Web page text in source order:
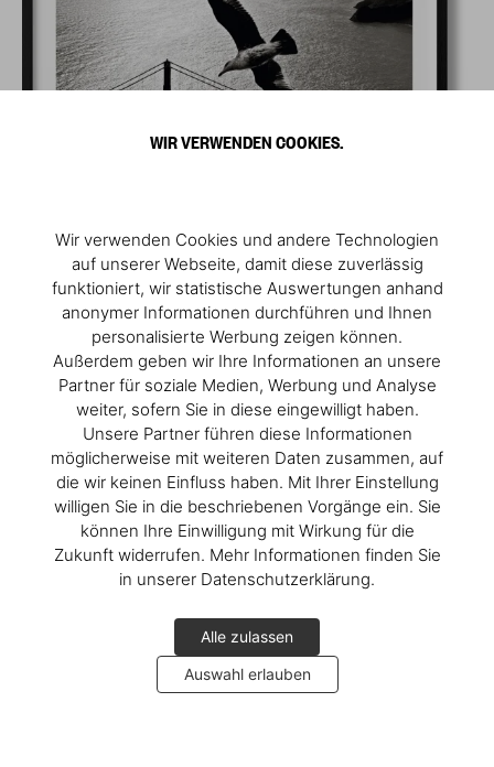
WIR VERWENDEN COOKIES.
Wir verwenden Cookies und andere Technologien
auf unserer Webseite, damit diese zuverlässig
funktioniert, wir statistische Auswertungen anhand
anonymer Informationen durchführen und Ihnen
personalisierte Werbung zeigen können.
Außerdem geben wir Ihre Informationen an unsere
Partner für soziale Medien, Werbung und Analyse
weiter, sofern Sie in diese eingewilligt haben.
Unsere Partner führen diese Informationen
möglicherweise mit weiteren Daten zusammen, auf
die wir keinen Einfluss haben. Mit Ihrer Einstellung
willigen Sie in die beschriebenen Vorgänge ein. Sie
können Ihre Einwilligung mit Wirkung für die
Zukunft widerrufen. Mehr Informationen finden Sie
in unserer Datenschutzerklärung.
Alle zulassen
Auswahl erlauben